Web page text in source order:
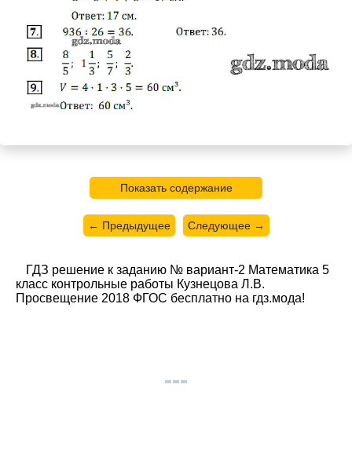
Показать содержание
← Предыдущее Следующее →
ГДЗ решение к заданию № вариант-2 Математика 5
класс контрольные работы Кузнецова Л.В.
Просвещение 2018 ФГОС бесплатно на гдз.мода!